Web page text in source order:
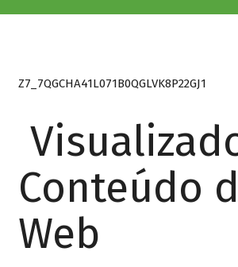
Z7_7QGCHA41L071B0QGLVK8P22GJ1
Conteúdo
Web